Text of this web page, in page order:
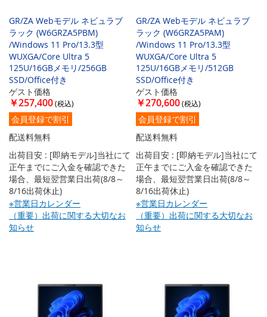
GR/ZA Webモデル ネビュラブ
ラック (W6GRZA5PBM)
/Windows 11 Pro/13.3型
WUXGA/Core Ultra 5
125U/16GBメモリ/256GB
SSD/Office付き
ゲスト価格
￥257,400
会員登録で割引
配送料無料
出荷目安 : [即納モデル]当社にて
正午までにご入金を確認できた
場合、最短翌営業日出荷(8/8～
8/16出荷休止)
※営業日カレンダー
（重要）出荷に関する大切なお
知らせ
GR/ZA Webモデル ネビュラブ
ラック (W6GRZA5PAM)
/Windows 11 Pro/13.3型
WUXGA/Core Ultra 5
125U/16GBメモリ/512GB
SSD/Office付き
ゲスト価格
￥270,600
会員登録で割引
配送料無料
出荷目安 : [即納モデル]当社にて
正午までにご入金を確認できた
場合、最短翌営業日出荷(8/8～
8/16出荷休止)
※営業日カレンダー
（重要）出荷に関する大切なお
知らせ